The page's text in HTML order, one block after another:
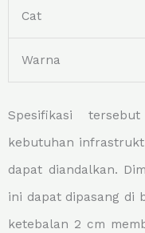
Cat
Warna
Spesifikasi
kebutuhan
dapat diandalkan.
ini dapat dipasang di
ketebalan 2 cm